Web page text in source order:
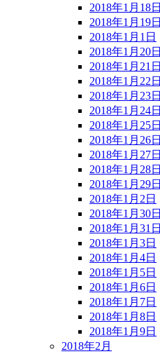
2018年1月18日
2018年1月19日
2018年1月1日
2018年1月20日
2018年1月21日
2018年1月22日
2018年1月23日
2018年1月24日
2018年1月25日
2018年1月26日
2018年1月27日
2018年1月28日
2018年1月29日
2018年1月2日
2018年1月30日
2018年1月31日
2018年1月3日
2018年1月4日
2018年1月5日
2018年1月6日
2018年1月7日
2018年1月8日
2018年1月9日
2018年2月